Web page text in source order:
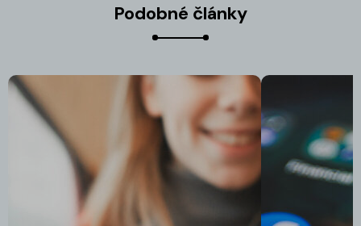
Podobné články